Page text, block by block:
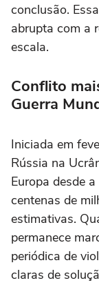
conclusão.
abrupta com a
escala.
Conflito
Guerra
Iniciada em
Rússia na
Europa desde
centenas de
estimativas.
permanece
periódica de
claras de